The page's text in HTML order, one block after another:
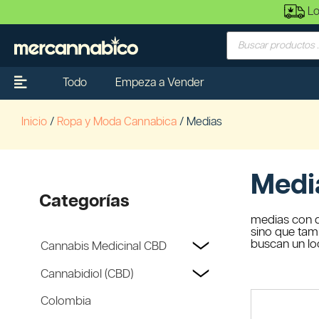
Todo Empeza a Vender
Inicio / Ropa y Moda Cannabica / Medias
Categorías
Cannabis Medicinal CBD
Cannabidiol (CBD)
Colombia
medias con
sino que
buscan un